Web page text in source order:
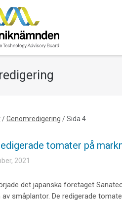
/Genomredigering /Sida 4
tomater på
2021
det japanska företaget
småplantor. De redigerade